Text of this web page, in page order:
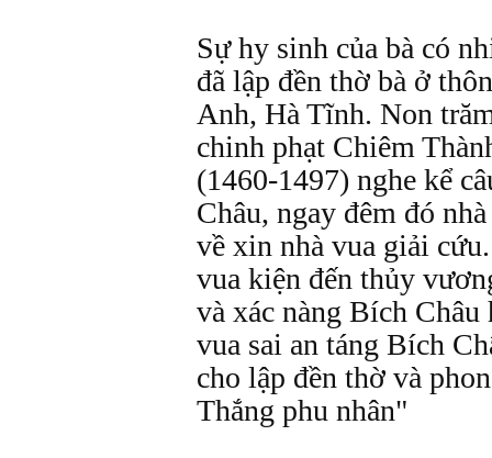
Sự hy sinh của bà có
đã lập đền thờ bà ở
Anh, Hà Tĩnh. Non
chinh phạt Chiêm
(1460-1497) nghe kể
Châu, ngay đêm đó
về xin nhà vua giải
vua kiện đến thủy
và xác nàng Bích
vua sai an táng Bích
cho lập đền thờ và
Thắng phu nhân"